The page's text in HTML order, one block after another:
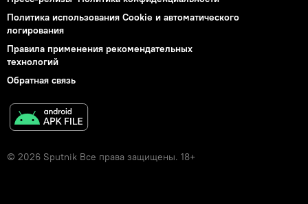
Политика использования Cookie и автоматического
логирования
Правила применения рекомендательных
технологий
Обратная связь
© 2026 Sputnik Все права защищены. 18+